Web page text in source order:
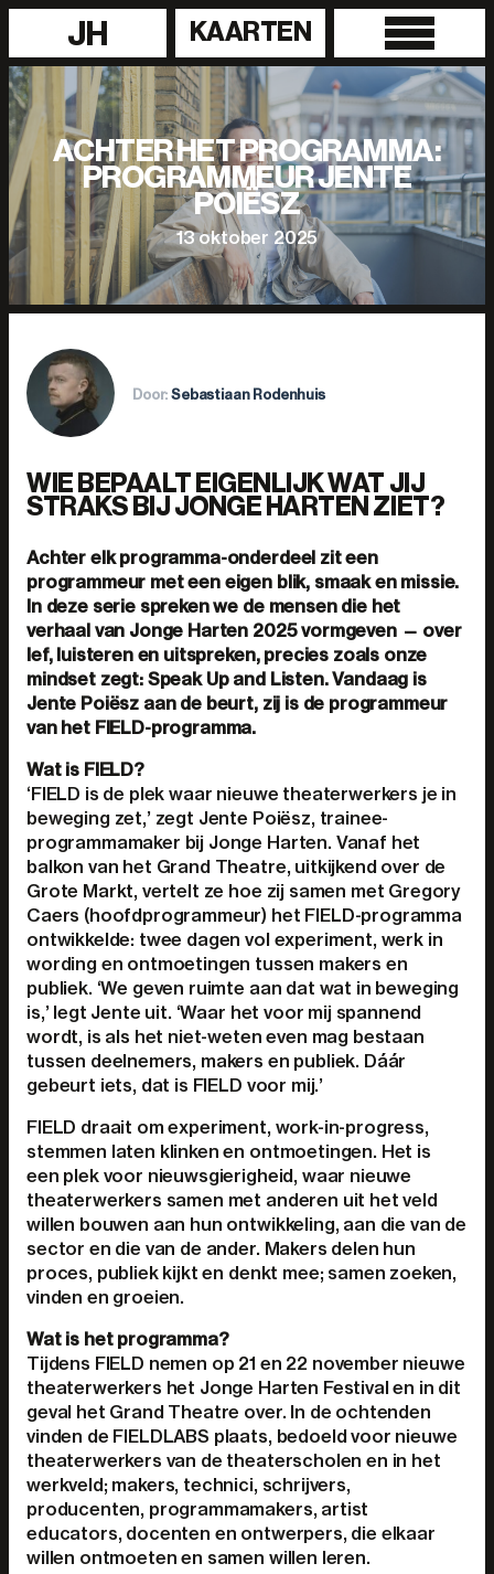
JH KAARTEN
ACHTER HET PROGRAMMA:
PROGRAMMEUR JENTE
POIËSZ
13 oktober 2025
Door:Sebastiaan Rodenhuis
WIE BEPAALT EIGENLIJK WAT JIJ
STRAKS BIJ JONGE HARTEN ZIET?
Achter elk programma-onderdeel zit een
programmeur met een eigen blik, smaak en missie.
In deze serie spreken we de mensen die het
verhaal van Jonge Harten 2025 vormgeven — over
lef, luisteren en uitspreken, precies zoals onze
mindset zegt: Speak Up and Listen. Vandaag is
Jente Poiësz aan de beurt, zij is de programmeur
van het FIELD-programma.
Wat is FIELD?
‘FIELD is de plek waar nieuwe theaterwerkers je in
beweging zet,’ zegt Jente Poiësz, trainee-
programmamaker bij Jonge Harten. Vanaf het
balkon van het Grand Theatre, uitkijkend over de
Grote Markt, vertelt ze hoe zij samen met Gregory
Caers (hoofdprogrammeur) het FIELD-programma
ontwikkelde: twee dagen vol experiment, werk in
wording en ontmoetingen tussen makers en
publiek. ‘We geven ruimte aan dat wat in beweging
is,’ legt Jente uit. ‘Waar het voor mij spannend
wordt, is als het niet-weten even mag bestaan
tussen deelnemers, makers en publiek. Dáár
gebeurt iets, dat is FIELD voor mij.’
FIELD draait om experiment, work-in-progress,
stemmen laten klinken en ontmoetingen. Het is
een plek voor nieuwsgierigheid, waar nieuwe
theaterwerkers samen met anderen uit het veld
willen bouwen aan hun ontwikkeling, aan die van de
sector en die van de ander. Makers delen hun
proces, publiek kijkt en denkt mee; samen zoeken,
vinden en groeien.
Wat is het programma?
Tijdens FIELD nemen op 21 en 22 november nieuwe
theaterwerkers het Jonge Harten Festival en in dit
geval het Grand Theatre over. In de ochtenden
vinden de FIELDLABS plaats, bedoeld voor nieuwe
theaterwerkers van de theaterscholen en in het
werkveld; makers, technici, schrijvers,
producenten, programmamakers, artist
educators, docenten en ontwerpers, die elkaar
willen ontmoeten en samen willen leren.